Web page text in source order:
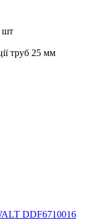
шт
труб 25 мм
DDF6710016